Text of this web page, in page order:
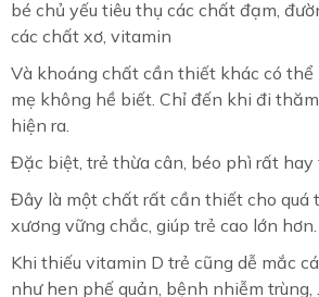
bé chủ yếu tiêu thụ các chất đạm,
các chất xơ, vitamin
Và khoáng chất cần thiết khác có thể
mẹ không hề biết. Chỉ đến khi đi
hiện ra.
Đặc biệt, trẻ thừa cân, béo phì rất hay
Đây là một chất rất cần thiết cho quá
xương vững chắc, giúp trẻ cao lớn hơn.
Khi thiếu vitamin D trẻ cũng dễ mắc
như hen phế quản, bệnh nhiễm trùng, …